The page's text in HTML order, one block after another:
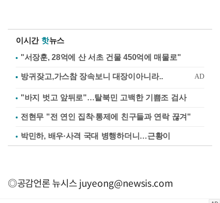
이시간 핫뉴스
"서장훈, 28억에 산 서초 건물 450억에 매물로"
"바지 벗고 앞뒤로"…탈북민 고백한 기쁨조 검사
전현무 "전 연인 집착·통제에 친구들과 연락 끊겨"
박민하, 배우·사격 국대 병행하더니…근황이
◎공감언론 뉴시스juyeong@newsis.com